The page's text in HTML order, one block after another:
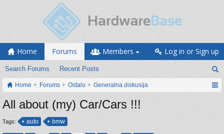
Home Forums
Search Forums Recent Posts
Members Log in or Sign up
Home Forums Ostalo Generalna diskusija
All about (my) Car/Cars !!!
Tags: auto bmw